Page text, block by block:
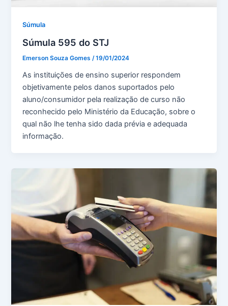
Súmula
Súmula 595 do STJ
Emerson Souza Gomes /19/01/2024
As instituições de ensino superior respondem
objetivamente pelos danos suportados pelo
aluno/consumidor pela realização de curso não
reconhecido pelo Ministério da Educação, sobre o
qual não lhe tenha sido dada prévia e adequada
informação.